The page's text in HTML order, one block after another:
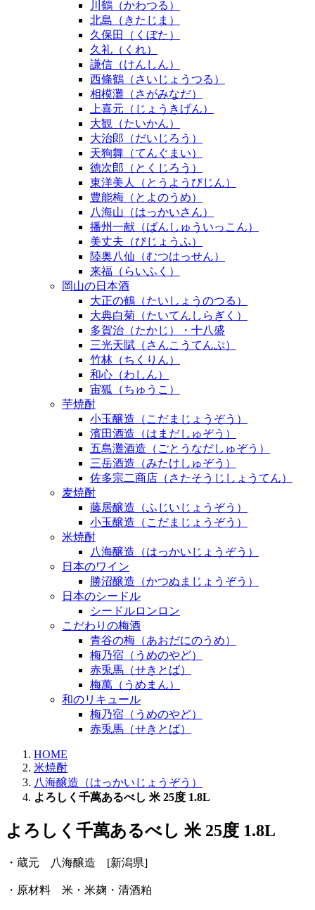
川鶴（かわつる）
北島（きたじま）
久保田（くぼた）
久礼（くれ）
謙信（けんしん）
西條鶴（さいじょうつる）
相模灘（さがみなだ）
上喜元（じょうきげん）
大観（たいかん）
大治郎（だいじろう）
天狗舞（てんぐまい）
徳次郎（とくじろう）
東洋美人（とうようびじん）
豊能梅（とよのうめ）
八海山（はっかいさん）
播州一献（ばんしゅういっこん）
美丈夫（びじょうふ）
陸奥八仙（むつはっせん）
来福（らいふく）
岡山の日本酒
大正の鶴（たいしょうのつる）
大典白菊（たいてんしらぎく）
多賀治（たかじ）・十八盛
三光天賦（さんこうてんぷ）
竹林（ちくりん）
和心（わしん）
宙狐（ちゅうこ）
芋焼酎
小玉醸造（こだまじょうぞう）
濱田酒造（はまだしゅぞう）
五島灘酒造（ごとうなだしゅぞう）
三岳酒造（みたけしゅぞう）
佐多宗二商店（さたそうじしょうてん）
麦焼酎
藤居醸造（ふじいじょうぞう）
小玉醸造（こだまじょうぞう）
米焼酎
八海醸造（はっかいじょうぞう）
日本のワイン
勝沼醸造（かつぬまじょうぞう）
日本のシードル
シードルロンロン
こだわりの梅酒
青谷の梅（あおだにのうめ）
梅乃宿（うめのやど）
赤兎馬（せきとば）
梅萬（うめまん）
和のリキュール
梅乃宿（うめのやど）
赤兎馬（せきとば）
HOME
米焼酎
八海醸造（はっかいじょうぞう）
よろしく千萬あるべし 米 25度 1.8L
よろしく千萬あるべし 米 25度 1.8L
・蔵元 八海醸造 [新潟県]
・原材料 米・米麹・清酒粕